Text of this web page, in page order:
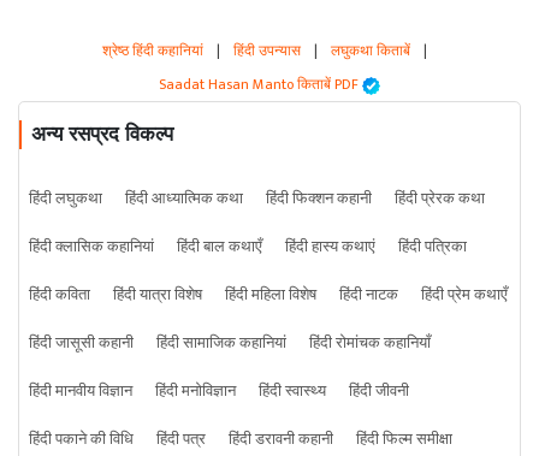
श्रेष्ठ हिंदी कहानियां | हिंदी उपन्यास | लघुकथा किताबें |
Saadat Hasan Manto किताबें PDF
अन्य रसप्रद विकल्प
हिंदी लघुकथा हिंदी आध्यात्मिक कथा हिंदी फिक्शन कहानी
हिंदी प्रेरक कथा
हिंदी क्लासिक कहानियां
हिंदी बाल कथाएँ हिंदी हास्य कथाएं
हिंदी पत्रिका
हिंदी कविता
हिंदी यात्रा विशेष हिंदी महिला विशेष हिंदी नाटक
हिंदी प्रेम कथाएँ
हिंदी जासूसी कहानी
हिंदी सामाजिक कहानियां
हिंदी रोमांचक कहानियाँ
हिंदी मानवीय विज्ञान
हिंदी मनोविज्ञान हिंदी स्वास्थ्य
हिंदी जीवनी
हिंदी पकाने की विधि
हिंदी पत्र हिंदी डरावनी कहानी
हिंदी फिल्म समीक्षा